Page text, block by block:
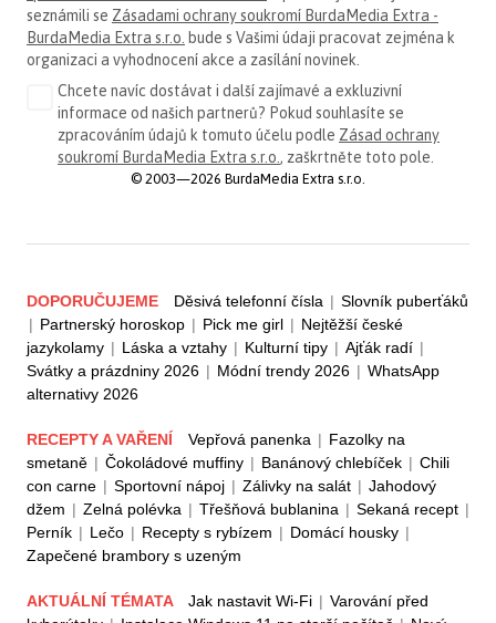
seznámili se Zásadami ochrany soukromí BurdaMedia Extra -
BurdaMedia Extra s.r.o. bude s Vašimi údaji pracovat zejména k
organizaci a vyhodnocení akce a zasílání novinek.
Chcete navíc dostávat i další zajímavé a exkluzivní
informace od našich partnerů? Pokud souhlasíte se
zpracováním údajů k tomuto účelu podle Zásad ochrany
soukromí BurdaMedia Extra s.r.o. , zaškrtněte toto pole.
© 2003—2026 BurdaMedia Extra s.r.o.
DOPORUČUJEME Děsivá telefonní čísla | Slovník puberťáků
| Partnerský horoskop | Pick me girl | Nejtěžší české
jazykolamy | Láska a vztahy | Kulturní tipy | Ajťák radí |
Svátky a prázdniny 2026 | Módní trendy 2026 | WhatsApp
alternativy 2026
RECEPTY A VAŘENÍ Vepřová panenka | Fazolky na
smetaně | Čokoládové muffiny | Banánový chlebíček | Chili
con carne | Sportovní nápoj | Zálivky na salát | Jahodový
džem | Zelná polévka | Třešňová bublanina | Sekaná recept |
Perník | Lečo | Recepty s rybízem | Domácí housky |
Zapečené brambory s uzeným
AKTUÁLNÍ TÉMATA Jak nastavit Wi-Fi | Varování před